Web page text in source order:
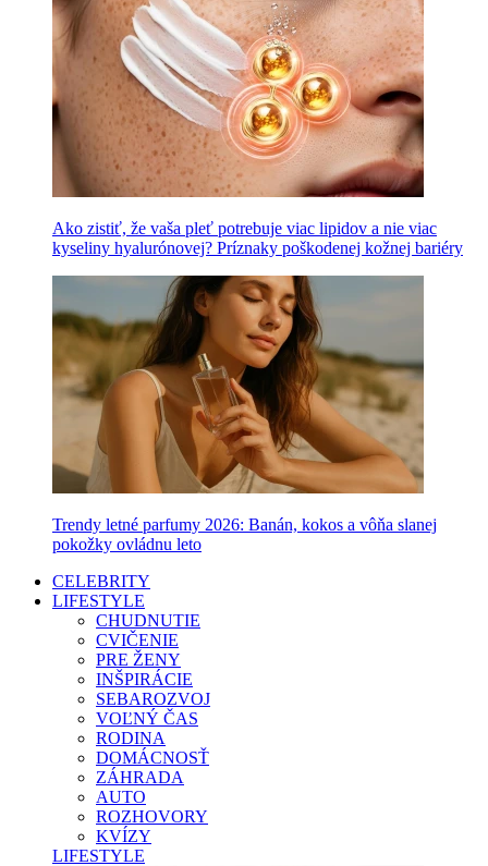
Ako zistiť, že vaša pleť potrebuje viac lipidov a nie viac
kyseliny hyalurónovej? Príznaky poškodenej kožnej bariéry
Trendy letné parfumy 2026: Banán, kokos a vôňa slanej
pokožky ovládnu leto
CELEBRITY
LIFESTYLE
CHUDNUTIE
CVIČENIE
PRE ŽENY
INŠPIRÁCIE
SEBAROZVOJ
VOĽNÝ ČAS
RODINA
DOMÁCNOSŤ
ZÁHRADA
AUTO
ROZHOVORY
KVÍZY
LIFESTYLE